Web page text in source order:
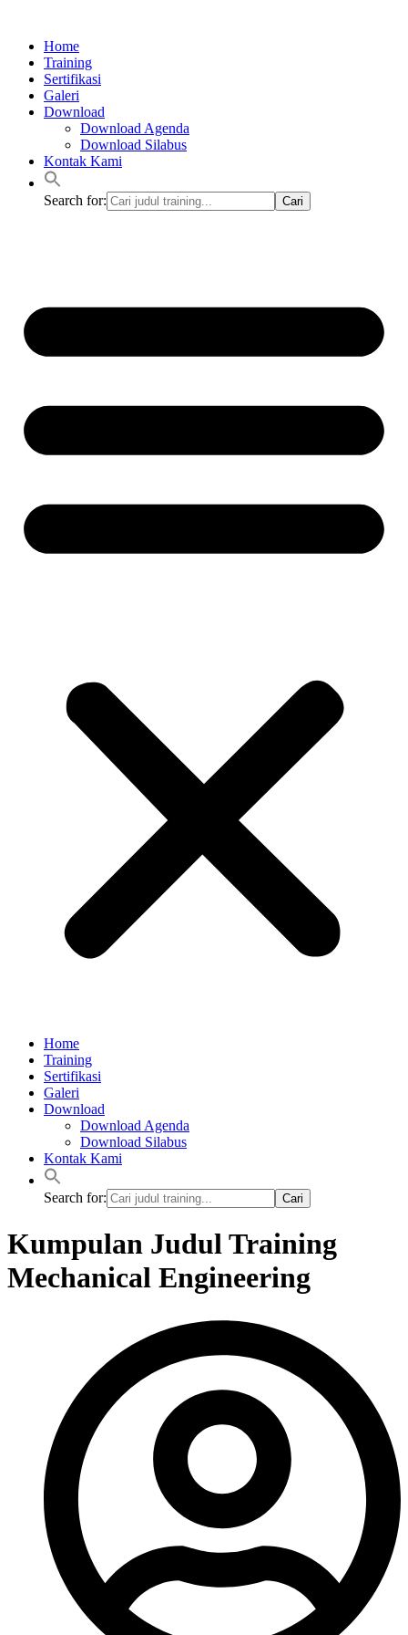
kontenHome
Training
Sertifikasi
Galeri
Download
Download Agenda
Download Silabus
Kontak Kami
Search for:
Home
Training
Sertifikasi
Galeri
Download
Download Agenda
Download Silabus
Kontak Kami
Search for:
Kumpulan Judul Training
Mechanical Engineering